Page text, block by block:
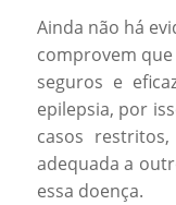
Ainda não há
comprovem
seguros e
epilepsia, por
casos
adequada a
essa doença.